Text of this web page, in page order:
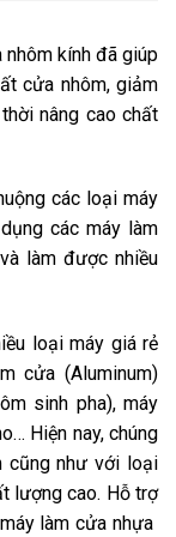
kính đã giúp
cửa nhôm, giảm
nâng cao chất
các loại máy
các máy làm
làm được nhiều
loại máy giá rẻ
cửa (Aluminum)
sinh pha), máy
Hiện nay, chúng
cũng như với loại
lượng cao. Hỗ trợ
làm cửa nhựa